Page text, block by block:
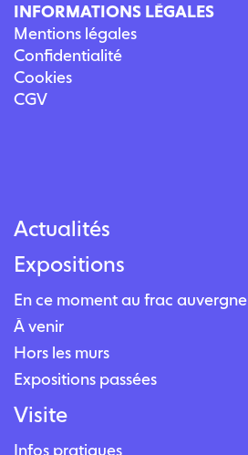
INFORMATIONS LÉGALES
Mentions légales
Confidentialité
Cookies
CGV
Actualités
Expositions
En ce moment au frac auvergne
À venir
Hors les murs
Expositions passées
Visite
Infos pratiques